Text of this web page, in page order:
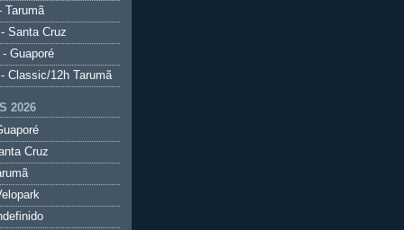
Tarumã
Santa Cruz
Guaporé
Classic/12h Tarumã
2026
Cruz